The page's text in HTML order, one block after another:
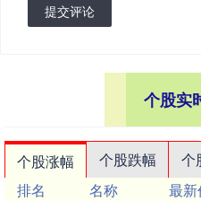
提交评论
个股实
个股涨幅 个股跌幅 个
排名
名称 最新